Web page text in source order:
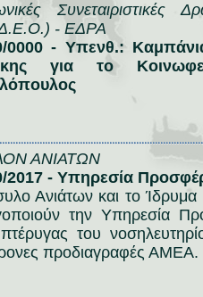
Συνεταιριστικές
- ΕΔΡΑ
0000 - Υπενθ.:
για το
ΑΝΙΑΤΩΝ
2017 - Υπηρεσία
Ανιάτων και το
την Υπηρεσία
πτέρυγας του
προδιαγραφές ΑΜΕΑ.